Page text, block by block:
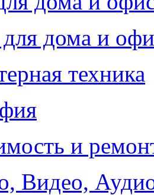
дома и
техника
и
Видео,